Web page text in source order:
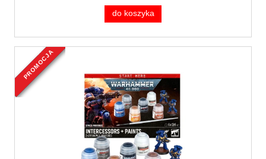
do koszyka
promocja
nowość